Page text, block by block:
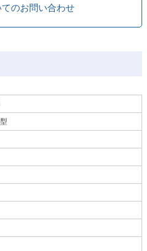
のお問い合わせ